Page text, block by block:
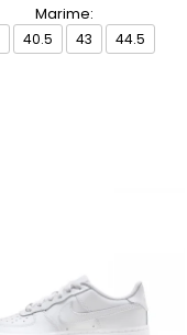
Marime:
40.5 43 44.5